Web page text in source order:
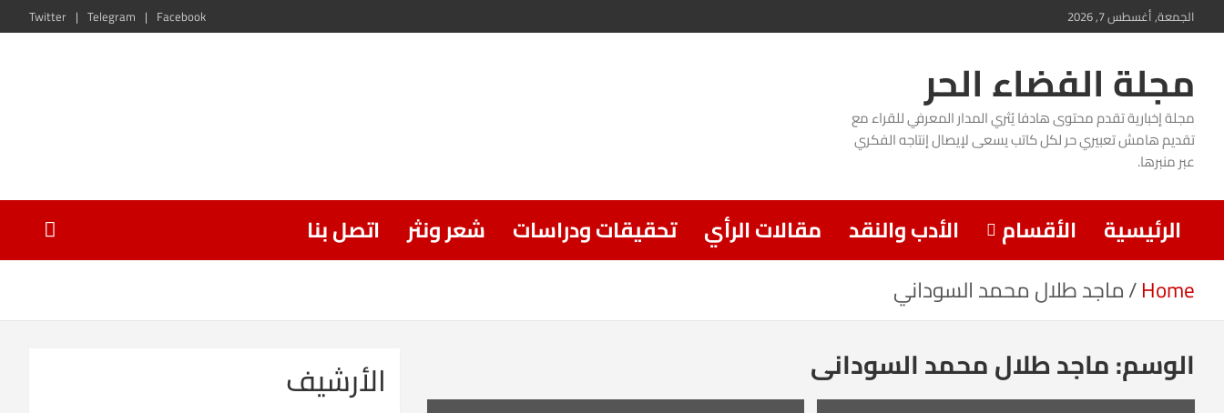
Skip
content
الجمعة, أغسطس 7, 2026 Facebook
Telegram
Twitter
مجلة الفضاء الحر
مجلة إخبارية تقدم محتوى هادفا يُثري المدار المعرفي للقراء مع
تقديم هامش تعبيري حر لكل كاتب يسعى لإيصال إنتاجه الفكري
عبر منبرها.
الرئيسية الأقسام الأدب والنقد مقالات الرأي تحقيقات ودراسات شعر ونثر
اتصل بنا
Home ماجد طلال محمد السوداني
الوسم:ماجد طلال محمد السوداني الأرشيف